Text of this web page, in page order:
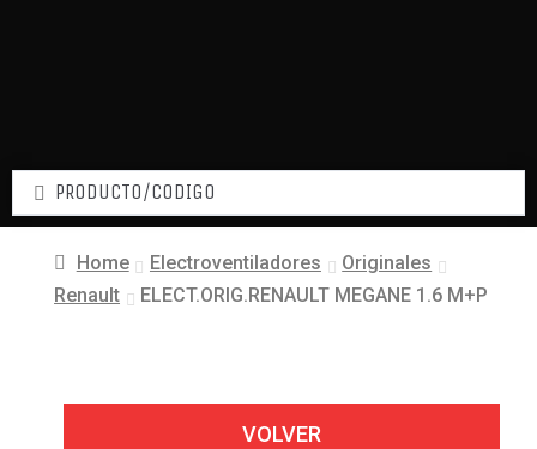
Home Electroventiladores
Originales
Renault
ELECT.ORIG.RENAULT MEGANE 1.6 M+P
VOLVER